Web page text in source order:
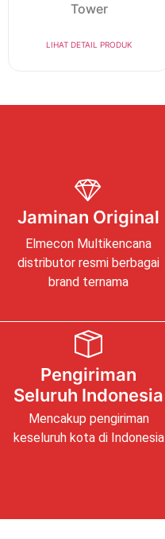
Tower
LIHAT DETAIL PRODUK
Jaminan Original
Elmecon Multikencana
distributor resmi berbagai
brand ternama
Pengiriman
Seluruh Indonesia
Mencakup pengiriman
keseluruh kota di Indonesia